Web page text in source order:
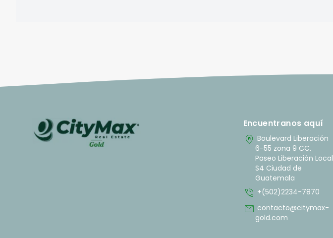
Encuentranos aquí
home_pin Boulevard Liberación
6-55 zona 9 CC.
Paseo Liberación Local
S4 Ciudad de
Guatemala
phone_in_talk +(502)2234-7870
mail contacto@citymax-
gold.com